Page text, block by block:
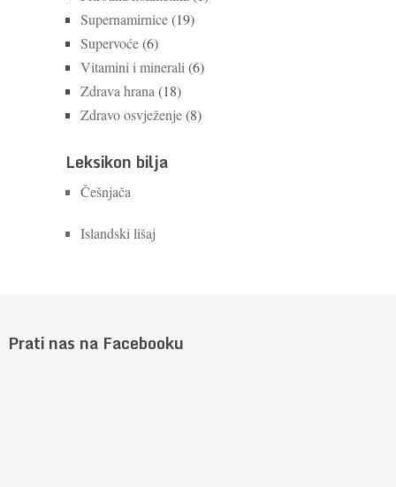
Supernamirnice(19)
Supervoće(6)
Vitamini i minerali (6)
Zdrava hrana (18)
Zdravo osvježenje(8)
Leksikon bilja
Češnjača
Islandski lišaj
Prati nas na Facebooku